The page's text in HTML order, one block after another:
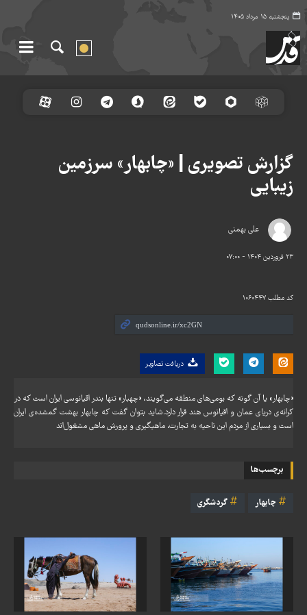
پنجشنبه ۱۵ مرداد ۱۴۰۵
علی بهمنی
۲۳ فروردین ۱۴۰۴ - ۰۷:۰۰
کد مطلب ۱۰۶۰۴۴۷
دریافت تصاویر
گزارش تصویری | «چابهار» سرزمین
زیبایی
«چابهار» یا آن گونه که بومی‌های منطقه می‌گویند، «چهبار» تنها بندر اقیانوسی ایران است که در
کرانه‌ی دریای عمان و اقیانوس هند قرار دارد.شاید بتوان گفت که چابهار بهشت گمشده‌ی ایران
است و بسیاری از مردم این ناحیه به تجارت، ماهیگیری و پرورش ماهی مشغول‌اند
برچسب‌ها
چابهار گردشگری